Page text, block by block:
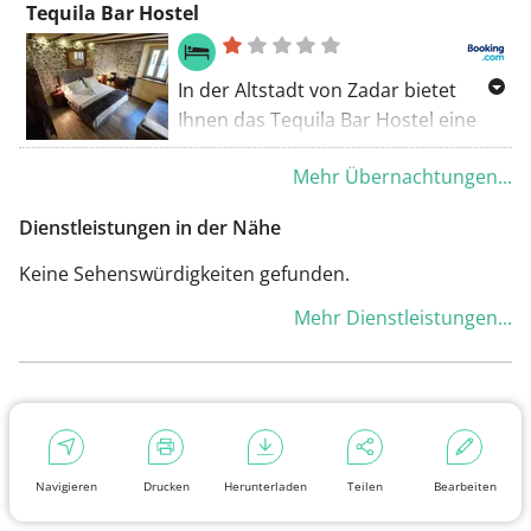
Navigieren Drucken Herunterladen Teilen Bearbeiten
Karabana entfernt und bieten
Unterkünfte mit kostenfreiem
WLAN, Klimaanlage, einem Garten
und einer Terrasse.
Tequila Bar Hostel
In der Altstadt von Zadar bietet
Ihnen das Tequila Bar Hostel eine
Bar sowie kostenfreies WLAN. Das
Hostel ist 750 m von den
und Gruß an die Sonne entfernt und
etwa 1,1 km vom beliebten Strand
Mehr Übernachtungen...
Dienstleistungen in der Nähe
Keine Sehenswürdigkeiten gefunden.
Mehr Dienstleistungen...